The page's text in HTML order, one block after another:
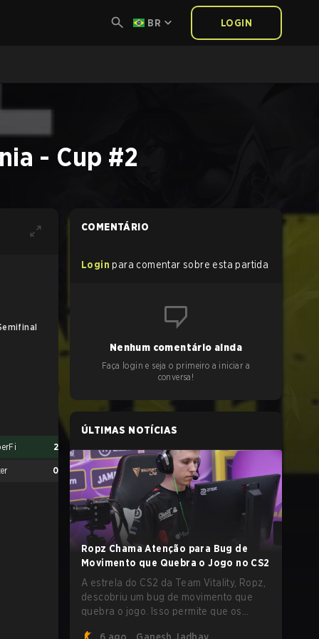
BR LOGIN
- Cup #2
UB Finals
2
0
SemperFi 2
Ground Zero.AU 0
COMENTÁRIO
Login para comentar sobre esta partida
Nenhum comentário ainda
Faça login e seja o primeiro a iniciar a
conversa!
ÚLTIMAS NOTÍCIAS
Ropz Chama Atenção para Bug de
Movimento que Quebra o Jogo no CS2
A estrela do CS2 da Team Vitality, Ropz,
descobriu um bug de movimento que
quebra o jogo. Isso permite que os